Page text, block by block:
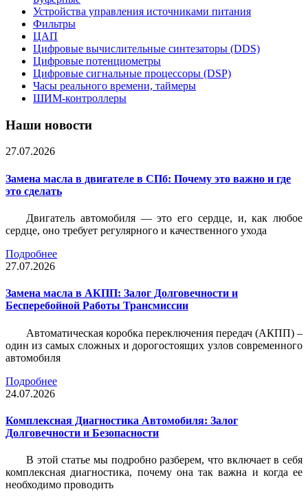
Устройства управления источниками питания
Фильтры
ЦАП
Цифровые вычислительные синтезаторы (DDS)
Цифровые потенциометры
Цифровые сигнальные процессоры (DSP)
Часы реального времени, таймеры
ШИМ-контроллеры
Наши новости
27.07.2026
Замена масла в двигателе в СПб: Почему это важно и где
это сделать
Двигатель автомобиля — это его сердце, и, как любое
сердце, оно требует регулярного и качественного ухода
Подробнее
27.07.2026
Замена масла в АКПП: Залог Долговечности и
Бесперебойной Работы Трансмиссии
Автоматическая коробка переключения передач (АКПП) –
один из самых сложных и дорогостоящих узлов современного
автомобиля
Подробнее
24.07.2026
Комплексная Диагностика Автомобиля: Залог
Долговечности и Безопасности
В этой статье мы подробно разберем, что включает в себя
комплексная диагностика, почему она так важна и когда ее
необходимо проводить